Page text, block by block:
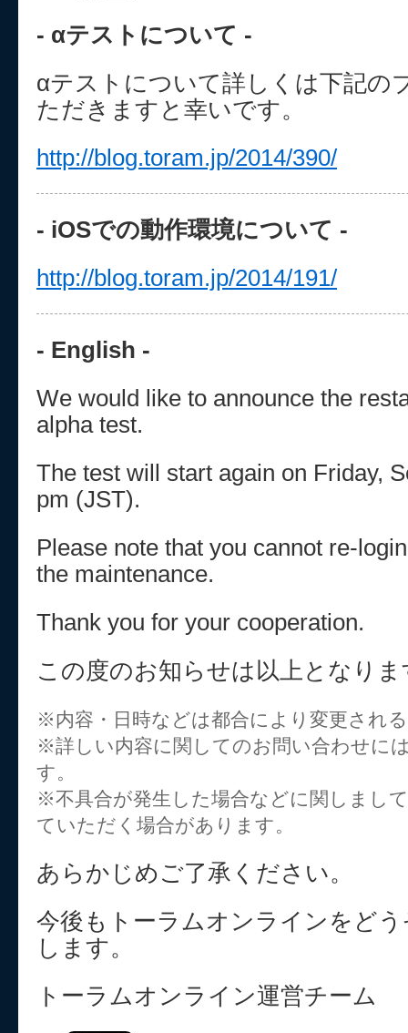
- αテストについて -
αテストについて詳しくは下記の
ただきますと幸いです。
http://blog.toram.jp/2014/390/
- iOSでの動作環境について -
http://blog.toram.jp/2014/191/
- English -
We would like to announce the
alpha test.
The test will start again on Friday,
pm (JST).
Please note that you cannot re-
the maintenance.
Thank you for your cooperation.
この度のお知らせは以上となりま
※内容・日時などは都合により変更され
※詳しい内容に関してのお問い合わせに
す。
※不具合が発生した場合などに関しまし
ていただく場合があります。
あらかじめご了承ください。
今後もトーラムオンラインをど
します。
トーラムオンライン運営チーム